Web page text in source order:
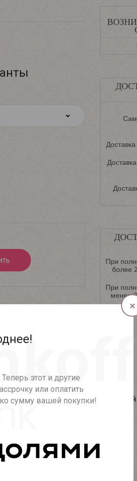
этот и другие
или оплатить
сумму вашей покупки!
×
При
более
При
менее
Перекрут с боку украшенный
незабываемого торжества.